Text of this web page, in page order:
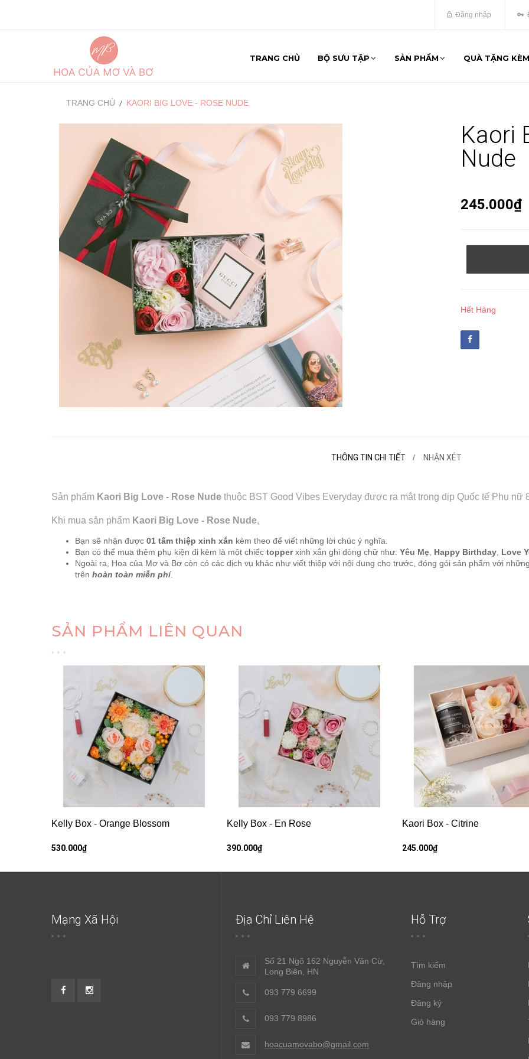
Đăng nhập
TRANG CHỦ BỘ SƯU TẬP SẢN PHẨM QUÀ TẶNG KÈM
TRANG CHỦ KAORI BIG LOVE - ROSE NUDE
Kaori
Nude
245.000₫
Hết Hàng
THÔNG TIN CHI TIẾT NHẬN XÉT
Sản phẩm Kaori Big Love - Rose Nude thuộc BST Good Vibes Everyday được ra mắt trong dịp Quốc tế Phụ nữ
Khi mua sản phẩm Kaori Big Love - Rose Nude,
Bạn sẽ nhận được 01 tấm thiệp xinh xắn kèm theo để viết những lời chúc ý nghĩa.
Bạn có thể mua thêm phụ kiện đi kèm là một chiếc topperxinh xắn ghi dòng chữ như: Yêu Mẹ Happy Birthday Love
Ngoài ra, Hoa của Mơ và Bơ còn có các dịch vụ khác như viết thiệp với nội dung cho trước, đóng gói sản phẩm với
trên hoàn toàn miễn phí.
SẢN PHẨM LIÊN QUAN
Kelly Box - Orange Blossom
530.000₫
Kelly Box - En Rose
390.000₫
Kaori Box - Citrine
245.000₫
Mạng Xã Hội Địa Chỉ Liên Hệ
Số 21 Ngõ 162 Nguyễn Văn Cừ,
Long Biên, HN
093 779 6699
093 779 8986
hoacuamovabo@gmail.com
Hỗ Trợ
Tìm kiếm
Đăng nhập
Đăng ký
Giỏ hàng